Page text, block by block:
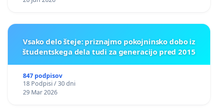
Vsako delo šteje: priznajmo pokojninsko dobo iz
študentskega dela tudi za generacijo pred 2015
847 podpisov
18 Podpisi / 30 dni
29 Mar 2026